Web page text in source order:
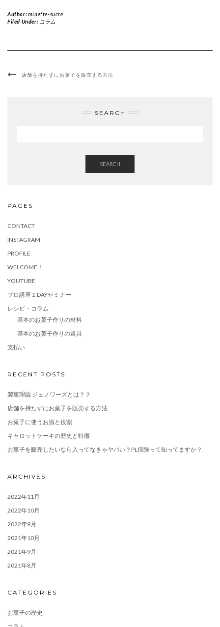
Author:minette-sucre
Filed Under: コラム
店舗を持たずにお菓子を販売する方法
SEARCH
SEARCH
PAGES
CONTACT
INSTAGRAM
PROFILE
WELCOME！
YOUTUBE
プロ講座１DAYセミナー
レシピ・コラム
基本のお菓子作りの材料
基本のお菓子作りの道具
支払い
RECENT POSTS
製菓理論 ジェノワーズとは？？
店舗を持たずにお菓子を販売する方法
お菓子に使うお酒と役割
キャロットケーキの歴史と特徴
お菓子を販売したいなら入ってなきゃヤバい？PL保険って知ってますか？
ARCHIVES
2022年11月
2022年10月
2022年9月
2021年10月
2021年9月
2021年8月
CATEGORIES
お菓子の歴史